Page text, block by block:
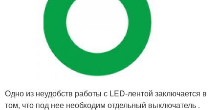
Одно из неудобств работы с LED-лентой заключается в
том, что под нее необходим отдельный выключатель .